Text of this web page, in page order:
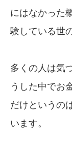
にはなかった
験している世
多くの人は気
うした中でお
だけというの
います。